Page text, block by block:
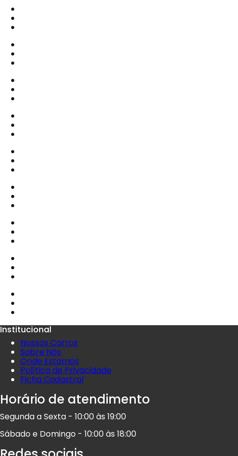
Institucional
Nossos Carros
Sobre Nós
Onde Estamos
Política de Privacidade
Ficha Cadastral
Horário de atendimento
Segunda a Sexta - 10:00 às 19:00
Sábado e Domingo - 10:00 às 18:00